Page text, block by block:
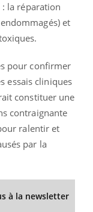
la réparation
et
pour confirmer
essais cliniques
constituer une
contraignante
ralentir et
par la
à la newsletter